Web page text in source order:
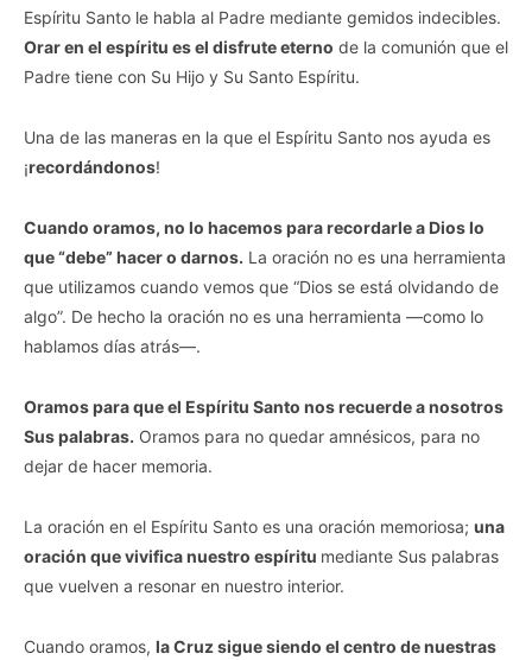
Espíritu Santo le habla al Padre mediante gemidos indecibles.
Orar en el espíritu es el disfrute eterno de la comunión que el
Padre tiene con Su Hijo y Su Santo Espíritu.
Una de las maneras en la que el Espíritu Santo nos ayuda es
¡recordándonos!
Cuando oramos, no lo hacemos para recordarle a Dios lo
que “debe” hacer o darnos. La oración no es una herramienta
que utilizamos cuando vemos que “Dios se está olvidando de
algo”. De hecho la oración no es una herramienta —como lo
hablamos días atrás—.
Oramos para que el Espíritu Santo nos recuerde a nosotros
Sus palabras. Oramos para no quedar amnésicos, para no
dejar de hacer memoria.
La oración en el Espíritu Santo es una oración memoriosa; una
oración que vivifica nuestro espíritu mediante Sus palabras
que vuelven a resonar en nuestro interior.
Cuando oramos, la Cruz sigue siendo el centro de nuestras